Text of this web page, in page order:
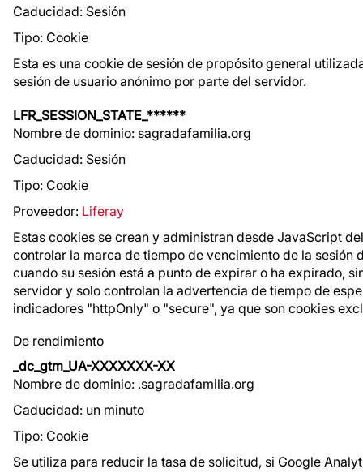
Caducidad: Sesión
Tipo: Cookie
Esta es una cookie de sesión de propósito general
sesión de usuario anónimo por parte del servidor.
LFR_SESSION_STATE_******
Nombre de dominio: sagradafamilia.org
Caducidad: Sesión
Tipo: Cookie
Proveedor: Liferay
Estas cookies se crean y administran desde JavaScript
controlar la marca de tiempo de vencimiento de la
cuando su sesión está a punto de expirar o ha expirado,
servidor y solo controlan la advertencia de tiempo de
indicadores "httpOnly" o "secure", ya que son cookies
De rendimiento
_dc_gtm_UA-XXXXXXX-XX
Nombre de dominio: .sagradafamilia.org
Caducidad: un minuto
Tipo: Cookie
Se utiliza para reducir la tasa de solicitud, si Google